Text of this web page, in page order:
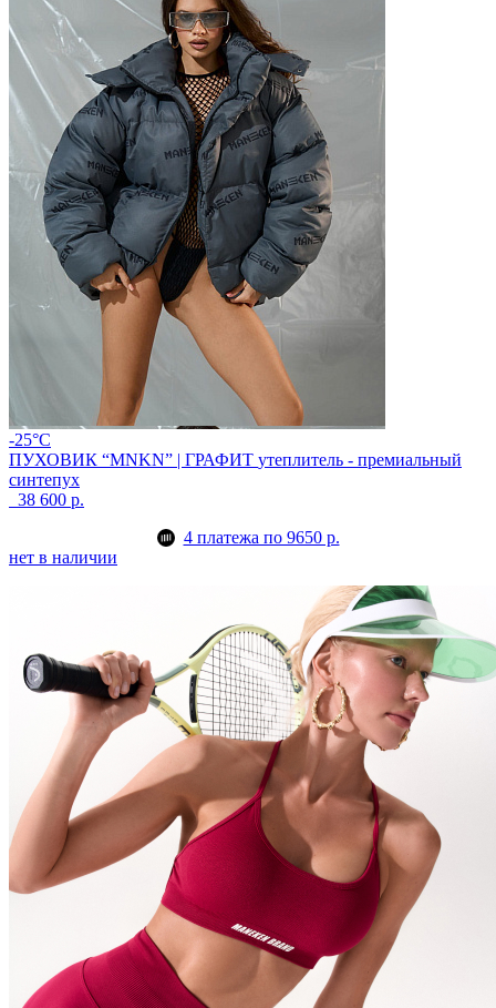
-25°C
ПУХОВИК “MNKN” | ГРАФИТ утеплитель - премиальный
синтепух
38 600 р.
4 платежа по 9650 р.
нет в наличии